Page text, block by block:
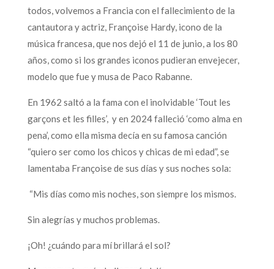
todos, volvemos a Francia con el fallecimiento de la
cantautora y actriz, Françoise Hardy, icono de la
música francesa, que nos dejó el 11 de junio, a los 80
años, como si los grandes iconos pudieran envejecer,
modelo que fue y musa de Paco Rabanne.
En 1962 saltó a la fama con el inolvidable ‘Tout les
garçons et les filles’, y en 2024 falleció ‘como alma en
pena’, como ella misma decía en su famosa canción
“quiero ser como los chicos y chicas de mi edad”, se
lamentaba Françoise de sus días y sus noches sola:
“Mis días como mis noches, son siempre los mismos.
Sin alegrías y muchos problemas.
¡Oh! ¿cuándo para mí brillará el sol?